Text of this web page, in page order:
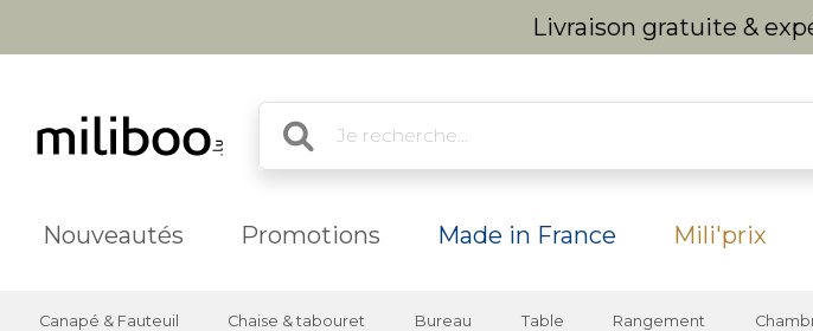
Livraison gratuite &
Nouveautés Promotions Made in France Mili'prix
Canapé & Fauteuil Chaise & tabouret Bureau Table Rangement